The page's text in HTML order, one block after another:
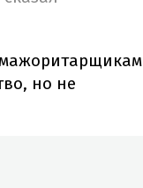
мажоритарщикам
но не